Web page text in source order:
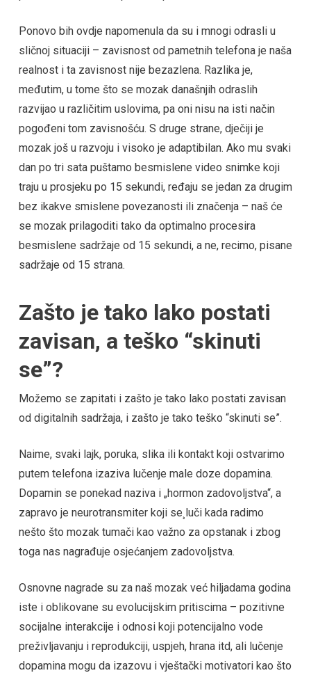
Ponovo bih ovdje napomenula da su i mnogi odrasli u
sličnoj situaciji – zavisnost od pametnih telefona je naša
realnost i ta zavisnost nije bezazlena. Razlika je,
međutim, u tome što se mozak današnjih odraslih
razvijao u različitim uslovima, pa oni nisu na isti način
pogođeni tom zavisnošću. S druge strane, dječiji je
mozak još u razvoju i visoko je adaptibilan. Ako mu svaki
dan po tri sata puštamo besmislene video snimke koji
traju u prosjeku po 15 sekundi, ređaju se jedan za drugim
bez ikakve smislene povezanosti ili značenja – naš će
se mozak prilagoditi tako da optimalno procesira
besmislene sadržaje od 15 sekundi, a ne, recimo, pisane
sadržaje od 15 strana.
Zašto je tako lako postati
zavisan, a teško “skinuti
se”?
Možemo se zapitati i zašto je tako lako postati zavisan
od digitalnih sadržaja, i zašto je tako teško “skinuti se”.
Naime, svaki lajk, poruka, slika ili kontakt koji ostvarimo
putem telefona izaziva lučenje male doze dopamina.
Dopamin se ponekad naziva i „hormon zadovoljstva“, a
zapravo je neurotransmiter koji se¸luči kada radimo
nešto što mozak tumači kao važno za opstanak i zbog
toga nas nagrađuje osjećanjem zadovoljstva.
Osnovne nagrade su za naš mozak već hiljadama godina
iste i oblikovane su evolucijskim pritiscima – pozitivne
socijalne interakcije i odnosi koji potencijalno vode
preživljavanju i reprodukciji, uspjeh, hrana itd, ali lučenje
dopamina mogu da izazovu i vještački motivatori kao što